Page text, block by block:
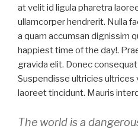
at velit id ligula pharetra
ullamcorper hendrerit. Nulla
a quam accumsan dignissim
happiest time of the day!.
gravida elit. Donec
Suspendisse ultricies ultrices
laoreet tincidunt. Mauris
The world is a